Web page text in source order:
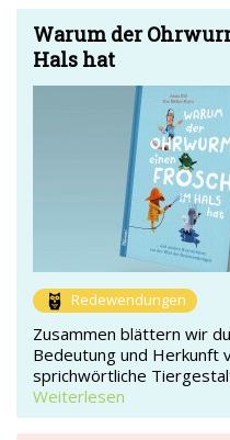
Warum der
Hals hat
Redewendungen
Zusammen blättern wir
Bedeutung und Herkunft
sprichwörtliche
Weiterlesen